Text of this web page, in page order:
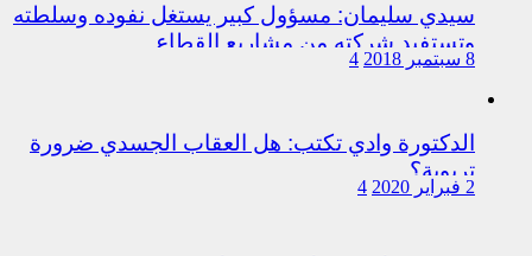
سيدي سليمان: مسؤول كبير يستغل نفوده وسلطته
وتستفيد شركته من مشاريع القطاع
8 سبتمبر 2018 4
الدكتورة وادي تكتب: هل العقاب الجسدي ضرورة
تربوية؟
2 فبراير 2020 4